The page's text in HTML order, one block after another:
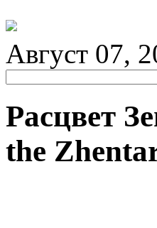
Август 07,
Расцвет
the